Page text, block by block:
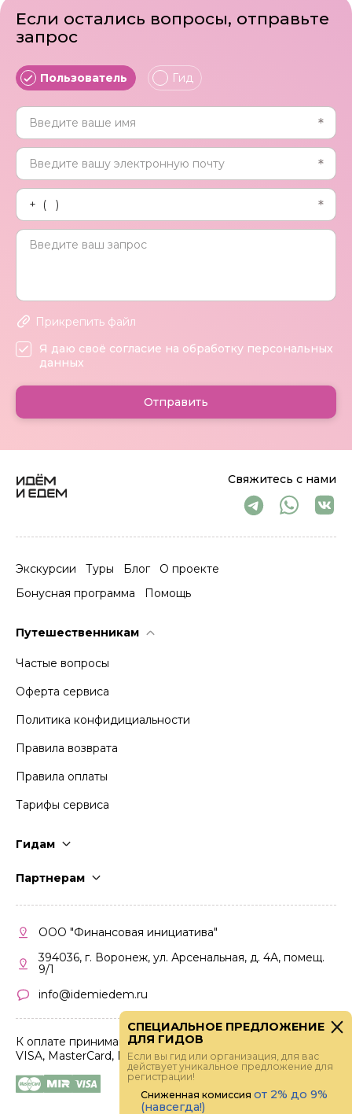
Свяжитесь с нами
Экскурсии Туры Блог
О проекте
Бонусная программа
Помощь
Путешественникам
Частые вопросы
Оферта сервиса
Политика конфидициальности
Правила возврата
Правила оплаты
Тарифы сервиса
Гидам
Партнерам
Кабинет партнера
Правила участия
ООО "Финансовая инициатива"
394036, г. Воронеж, ул. Арсенальная, д. 4А, помещ.
9/1
info@idemiedem.ru
К оплате принимаются карты
VISA, MasterCard, МИР
Если остались вопросы, отправьте
запрос
Пользователь Гид
Прикрепить файл
Я даю своё согласие на обработку персональных
данных
Отправить
СПЕЦИАЛЬНОЕ ПРЕДЛОЖЕНИЕ
ДЛЯ ГИДОВ
Если вы гид или организация, для вас
действует уникальное предложение для
регистрации!
Сниженная комиссия от 2% до 9%
(навсегда!)